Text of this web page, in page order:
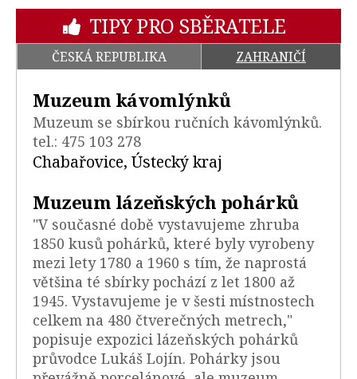
TIPY PRO SBĚRATELE
ČESKÁ REPUBLIKA ZAHRANIČÍ
Muzeum kávomlýnků
Muzeum se sbírkou ručních kávomlýnků.
tel.: 475 103 278
Chabařovice, Ústecký kraj
Muzeum lázeňských pohárků
"V současné době vystavujeme zhruba
1850 kusů pohárků, které byly vyrobeny
mezi lety 1780 a 1960 s tím, že naprostá
většina té sbírky pochází z let 1800 až
1945. Vystavujeme je v šesti místnostech
celkem na 480 čtverečných metrech,"
popisuje expozici lázeňských pohárků
průvodce Lukáš Lojín. Pohárky jsou